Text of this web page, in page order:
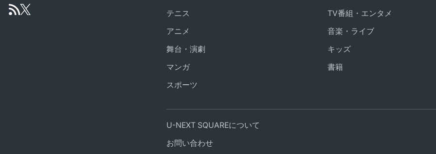
テニス
TV番組・エンタメ
アニメ
音楽・ライブ
舞台・演劇
キッズ
マンガ
書籍
スポーツ
U-NEXT SQUAREについて
お問い合わせ